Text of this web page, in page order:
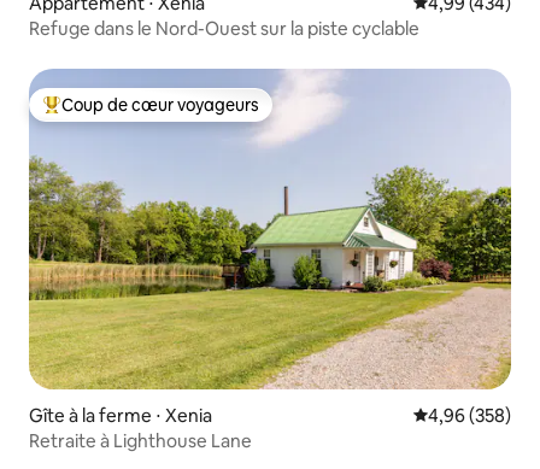
Refuge dans le Nord-Ouest sur la piste cyclable
Coups de cœur voyageurs les plus appréciés
Coup de cœur voyageurs
Gîte à la ferme ⋅ Xenia Évaluation
4,96 (358)
Retraite à Lighthouse Lane